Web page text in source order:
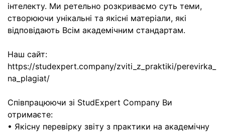
інтелекту. Ми ретельно розкриваємо суть теми,
створюючи унікальні та якісні матеріали, які
відповідають Всім академічним стандартам.
Наш сайт:
https://studexpert.company/zviti_z_praktiki/perevirka_
na_plagiat/
Співпрацюючи зі StudExpert Company Ви
отримаєте:
• Якісну перевірку звіту з практики на академічну